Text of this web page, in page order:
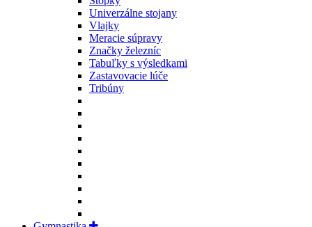
Univerzálne stojany
Vlajky
Meracie súpravy
Značky železníc
Tabuľky s výsledkami
Zastavovacie lúče
Tribúny